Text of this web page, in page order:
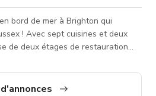
bord de mer à Brighton qui
! Avec sept cuisines et deux
de deux étages de restauration
une variété
nous sommes ouverts 7 jours